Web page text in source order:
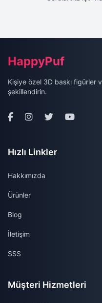
HappyPuf
Kişiye özel 3D baskı figürler
şekillendirin.
Hızlı Linkler
Hakkımızda
Ürünler
Blog
İletişim
SSS
Müşteri Hizmetleri